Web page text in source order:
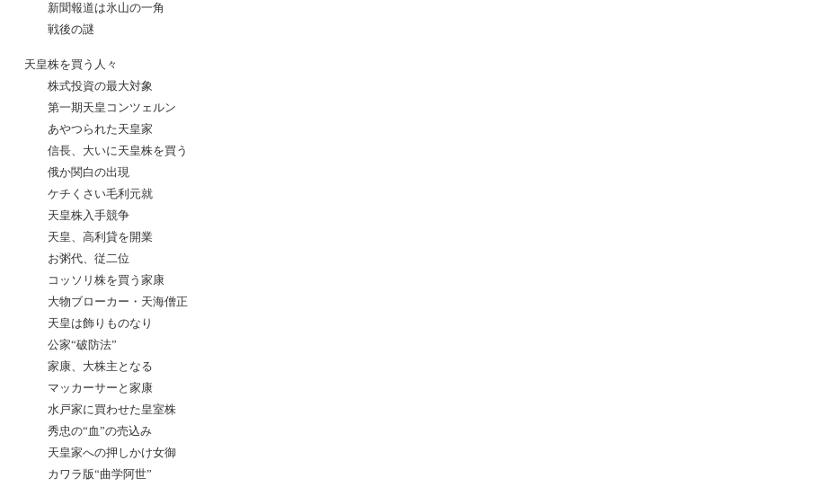
新聞報道は氷山の一角
戦後の謎
天皇株を買う人々
株式投資の最大対象
第一期天皇コンツェルン
あやつられた天皇家
信長、大いに天皇株を買う
俄か関白の出現
ケチくさい毛利元就
天皇株入手競争
天皇、高利貸を開業
お粥代、従二位
コッソリ株を買う家康
大物ブローカー・天海僧正
天皇は飾りものなり
公家“破防法”
家康、大株主となる
マッカーサーと家康
水戸家に買わせた皇室株
秀忠の“血”の売込み
天皇家への押しかけ女御
カワラ版“曲学阿世”